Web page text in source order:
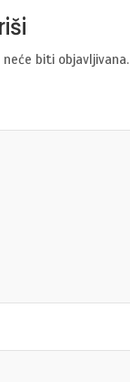
neće biti objavljivana.